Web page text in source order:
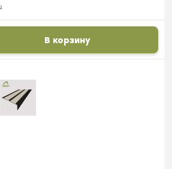
В корзину